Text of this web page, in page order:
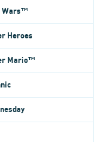
Wars™
Heroes
Mario™